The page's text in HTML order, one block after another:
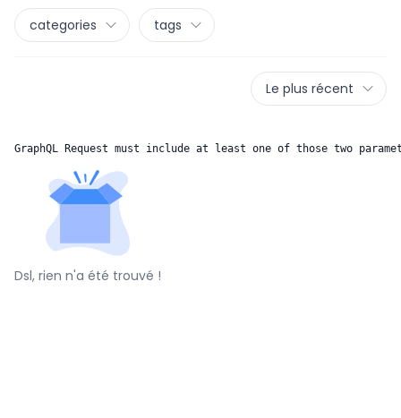
categories tags
Le plus récent
GraphQL Request must include at least one of those two
Dsl, rien n'a été trouvé !